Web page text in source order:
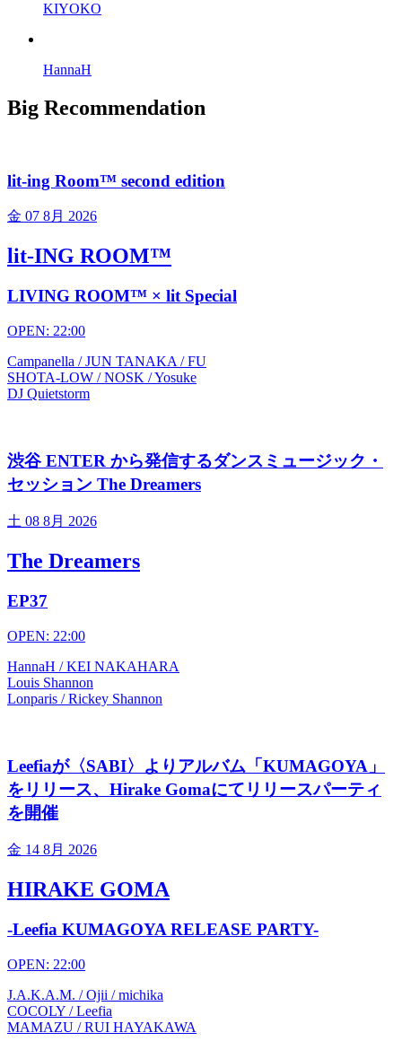
KIYOKO
HannaH
Big Recommendation
lit-ing Room™ second edition
金 07 8月 2026
lit-ING ROOM™
LIVING ROOM™ × lit Special
OPEN: 22:00
Campanella / JUN TANAKA / FU
SHOTA-LOW / NOSK / Yosuke
DJ Quietstorm
渋谷 ENTER から発信するダンスミュージック・
セッション The Dreamers
土 08 8月 2026
The Dreamers
EP37
OPEN: 22:00
HannaH / KEI NAKAHARA
Louis Shannon
Lonparis / Rickey Shannon
Leefiaが〈SABI〉よりアルバム「KUMAGOYA」
をリリース、Hirake Gomaにてリリースパーティ
を開催
金 14 8月 2026
HIRAKE GOMA
-Leefia KUMAGOYA RELEASE PARTY-
OPEN: 22:00
J.A.K.A.M. / Ojii / michika
COCOLY / Leefia
MAMAZU / RUI HAYAKAWA